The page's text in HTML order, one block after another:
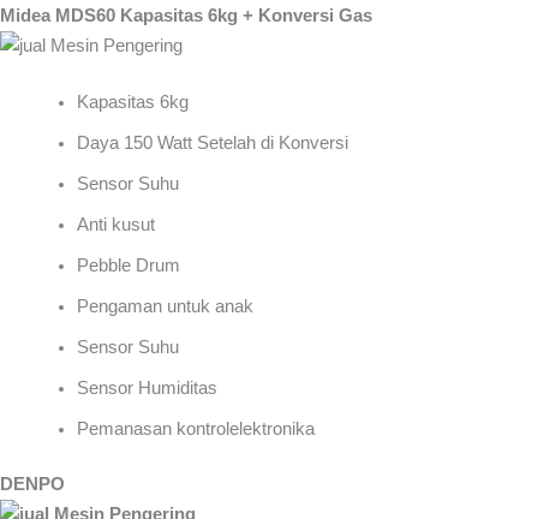
Midea MDS60 Kapasitas 6kg + Konversi Gas
Kapasitas 6kg
Daya 150 Watt Setelah di Konversi
Sensor Suhu
Anti kusut
Pebble Drum
Pengaman untuk anak
Sensor Suhu
Sensor Humiditas
Pemanasan kontrolelektronika
DENPO